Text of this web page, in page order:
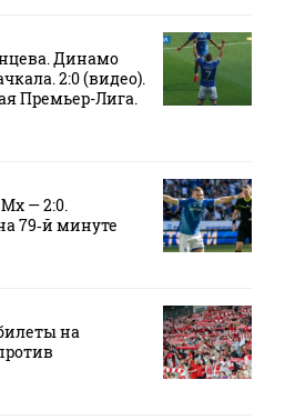
Динамо
2:0 (видео).
Премьер-Лига.
— 2:0.
79‑й минуте
на